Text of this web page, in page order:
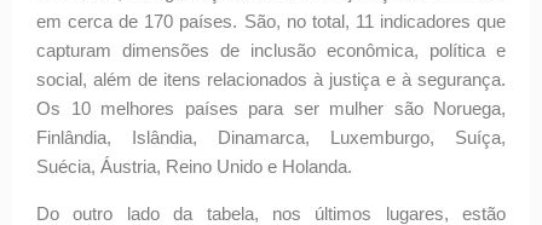
em cerca de 170 países. São, no total, 11 indicadores que
capturam dimensões de inclusão econômica, política e
social, além de itens relacionados à justiça e à segurança.
Os 10 melhores países para ser mulher são Noruega,
Finlândia, Islândia, Dinamarca, Luxemburgo, Suíça,
Suécia, Áustria, Reino Unido e Holanda.
Do outro lado da tabela, nos últimos lugares, estão